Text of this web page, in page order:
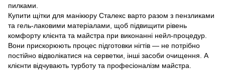
пилками.
Купити щітки для манікюру Сталекс варто разом з пензликами
та гель-лаковими матеріалами, щоб підвищити рівень
комфорту клієнта та майстра при виконанні нейл-процедур.
Вони прискорюють процес підготовки нігтів — не потрібно
постійно відволікатися на серветки, інші засоби очищення. А
клієнти відчувають турботу та професіоналізм майстра.